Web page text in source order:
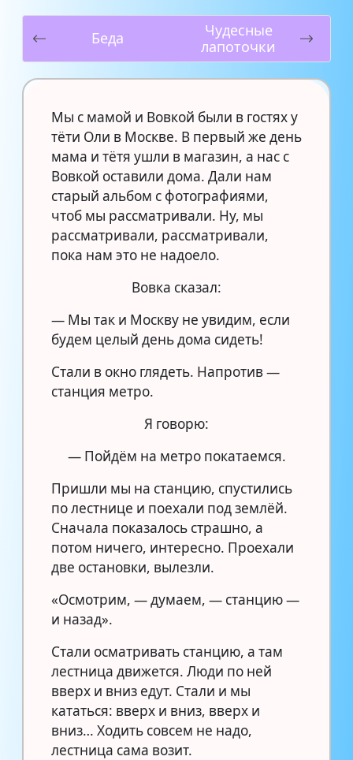
Беда
Чудесные
лапоточки
Мы с мамой и Вовкой были в гостях у
тёти Оли в Москве. В первый же день
мама и тётя ушли в магазин, а нас с
Вовкой оставили дома. Дали нам
старый альбом с фотографиями,
чтоб мы рассматривали. Ну, мы
рассматривали, рассматривали,
пока нам это не надоело.
Вовка сказал:
— Мы так и Москву не увидим, если
будем целый день дома сидеть!
Стали в окно глядеть. Напротив —
станция метро.
Я говорю:
— Пойдём на метро покатаемся.
Пришли мы на станцию, спустились
по лестнице и поехали под землёй.
Сначала показалось страшно, а
потом ничего, интересно. Проехали
две остановки, вылезли.
«Осмотрим, — думаем, — станцию —
и назад».
Стали осматривать станцию, а там
лестница движется. Люди по ней
вверх и вниз едут. Стали и мы
кататься: вверх и вниз, вверх и
вниз… Ходить совсем не надо,
лестница сама возит.